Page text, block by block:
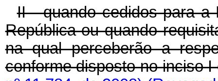
II - quando cedidos para a
República ou quando
na qual perceberão a
conforme disposto no inciso